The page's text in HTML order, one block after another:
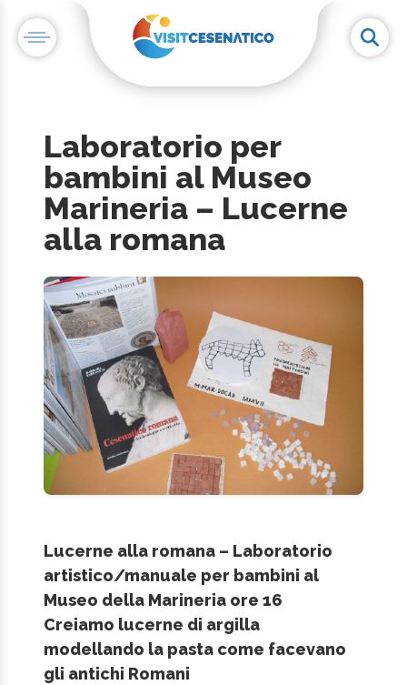
Laboratorio per
bambini al Museo
Marineria – Lucerne
alla romana
Lucerne alla romana – Laboratorio
artistico/manuale per bambini al
Museo della Marineria ore 16
Creiamo lucerne di argilla
modellando la pasta come facevano
gli antichi Romani